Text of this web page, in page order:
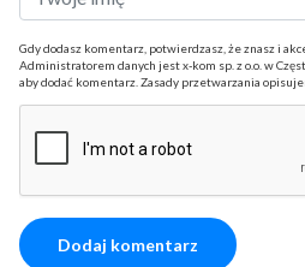
Gdy dodasz komentarz, potwierdzasz, że znasz i
Administratorem danych jest x-kom sp. z o.o. w
aby dodać komentarz. Zasady przetwarzania